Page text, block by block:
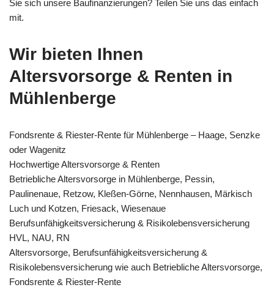
Sie sich unsere Baufinanzierungen? Teilen Sie uns das einfach
mit.
Wir bieten Ihnen
Altersvorsorge & Renten in
Mühlenberge
Fondsrente & Riester-Rente für Mühlenberge – Haage, Senzke
oder Wagenitz
Hochwertige Altersvorsorge & Renten
Betriebliche Altersvorsorge in Mühlenberge, Pessin,
Paulinenaue, Retzow, Kleßen-Görne, Nennhausen, Märkisch
Luch und Kotzen, Friesack, Wiesenaue
Berufsunfähigkeitsversicherung & Risikolebensversicherung
HVL, NAU, RN
Altersvorsorge, Berufsunfähigkeitsversicherung &
Risikolebensversicherung wie auch Betriebliche Altersvorsorge,
Fondsrente & Riester-Rente